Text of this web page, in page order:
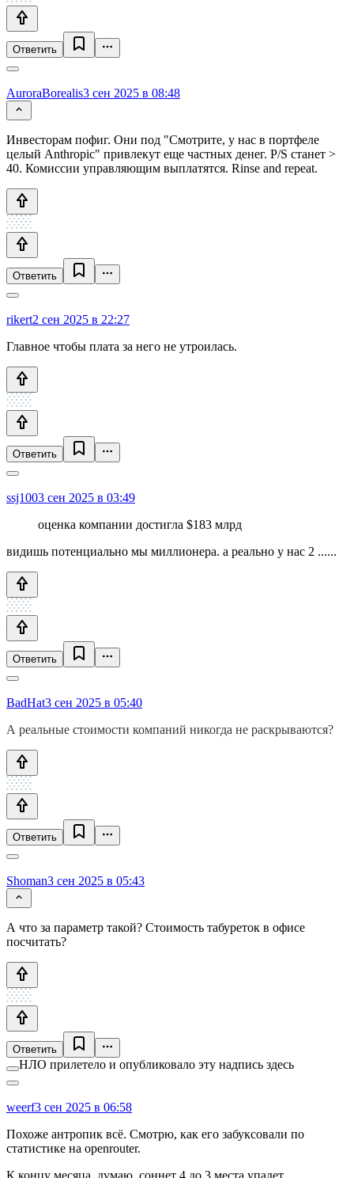
Ответить
AuroraBorealis3 сен 2025 в 08:48
Инвесторам пофиг. Они под "Смотрите, у нас в портфеле
целый Anthropic" привлекут еще частных денег. P/S станет >
40. Комиссии управляющим выплатятся. Rinse and repeat.
Ответить
rikert2 сен 2025 в 22:27
Главное чтобы плата за него не утроилась.
Ответить
ssj1003 сен 2025 в 03:49
оценка компании достигла $183 млрд
видишь потенциально мы миллионера. а реально у нас 2 ......
Ответить
BadHat3 сен 2025 в 05:40
А реальные стоимости компаний никогда не раскрываются?
Ответить
Shoman3 сен 2025 в 05:43
А что за параметр такой? Стоимость табуреток в офисе
посчитать?
Ответить
НЛО прилетело и опубликовало эту надпись здесь
weerf3 сен 2025 в 06:58
Похоже антропик всё. Смотрю, как его забуксовали по
статистике на openrouter.
К концу месяца, думаю, соннет 4 до 3 места упадет.